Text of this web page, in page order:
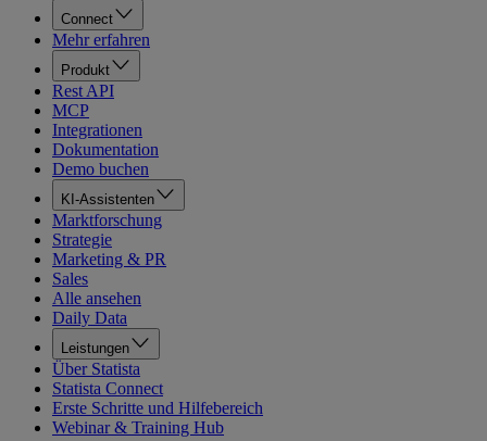
Connect
Mehr erfahren
Produkt
Rest API
MCP
Integrationen
Dokumentation
Demo buchen
KI-Assistenten
Marktforschung
Strategie
Marketing & PR
Sales
Alle ansehen
Daily Data
Leistungen
Über Statista
Statista Connect
Erste Schritte und Hilfebereich
Webinar & Training Hub